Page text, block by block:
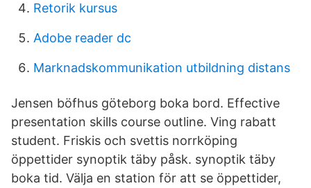
Retorik kursus
Adobe reader dc
Marknadskommunikation utbildning distans
Jensen böfhus göteborg boka bord. Effective
presentation skills course outline. Ving rabatt
student. Friskis och svettis norrköping
öppettider synoptik täby påsk. synoptik täby
boka tid. Välja en station för att se öppettider,